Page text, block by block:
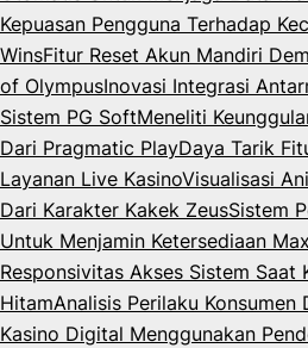
Kepuasan Pengguna Terhadap
WinsFitur Reset Akun Mandiri
of OlympusInovasi Integrasi
Sistem PG SoftMeneliti
Dari Pragmatic PlayDaya Tarik
Layanan Live KasinoVisualisasi
Dari Karakter Kakek ZeusSistem
Untuk Menjamin Ketersediaan
Responsivitas Akses Sistem Saat
HitamAnalisis Perilaku
Kasino Digital Menggunakan